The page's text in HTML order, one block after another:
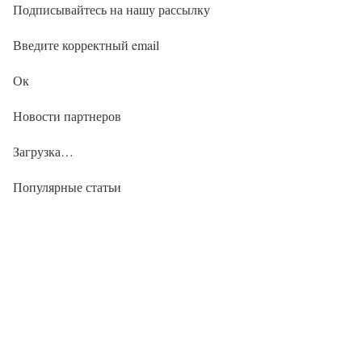
Подписывайтесь на нашу рассылку
Введите корректный email
Ок
Новости партнеров
Загрузка…
Популярные статьи